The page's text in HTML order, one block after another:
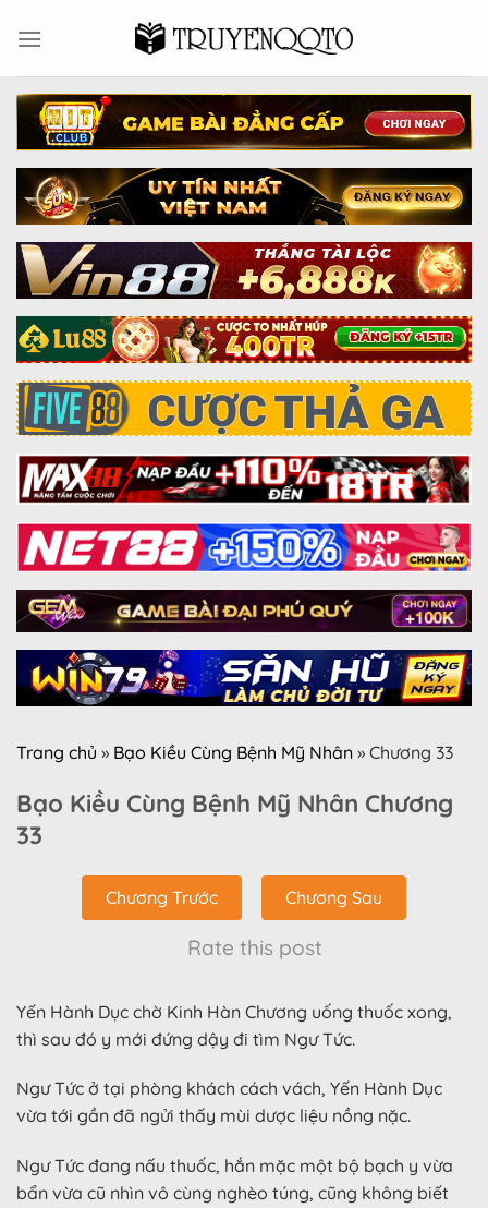
Trang chủ » Bạo Kiều Cùng Bệnh Mỹ Nhân » Chương 33
Bạo Kiều Cùng Bệnh Mỹ Nhân Chương
33
Chương Trước Chương Sau
Rate this post
Yến Hành Dục chờ Kinh Hàn Chương uống thuốc xong,
thì sau đó y mới đứng dậy đi tìm Ngư Tức.
Ngư Tức ở tại phòng khách cách vách, Yến Hành Dục
vừa tới gần đã ngửi thấy mùi dược liệu nồng nặc.
Ngư Tức đang nấu thuốc, hắn mặc một bộ bạch y vừa
bẩn vừa cũ nhìn vô cùng nghèo túng, cũng không biết